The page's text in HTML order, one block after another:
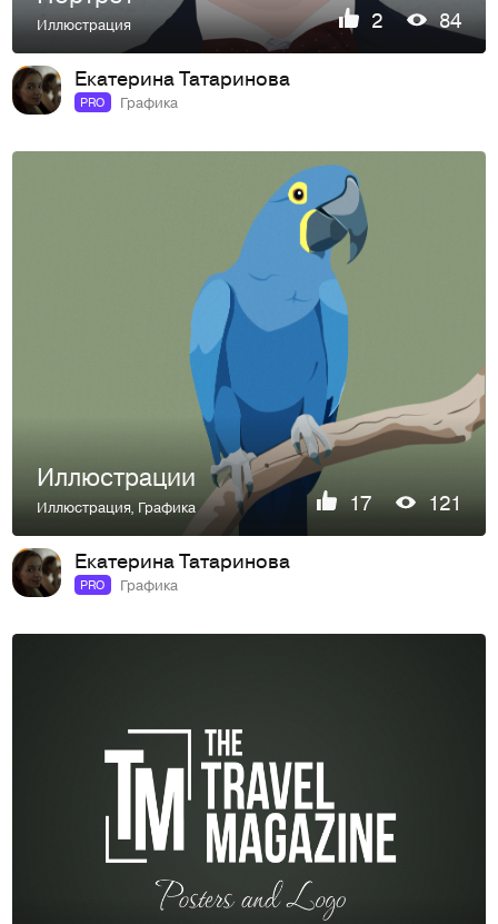
Иллюстрация 2 84
Екатерина Татаринова
PRO Графика
Иллюстрации
Иллюстрация Графика 17 121
Екатерина Татаринова
PRO Графика